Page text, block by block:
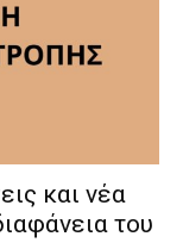
και νέα
του